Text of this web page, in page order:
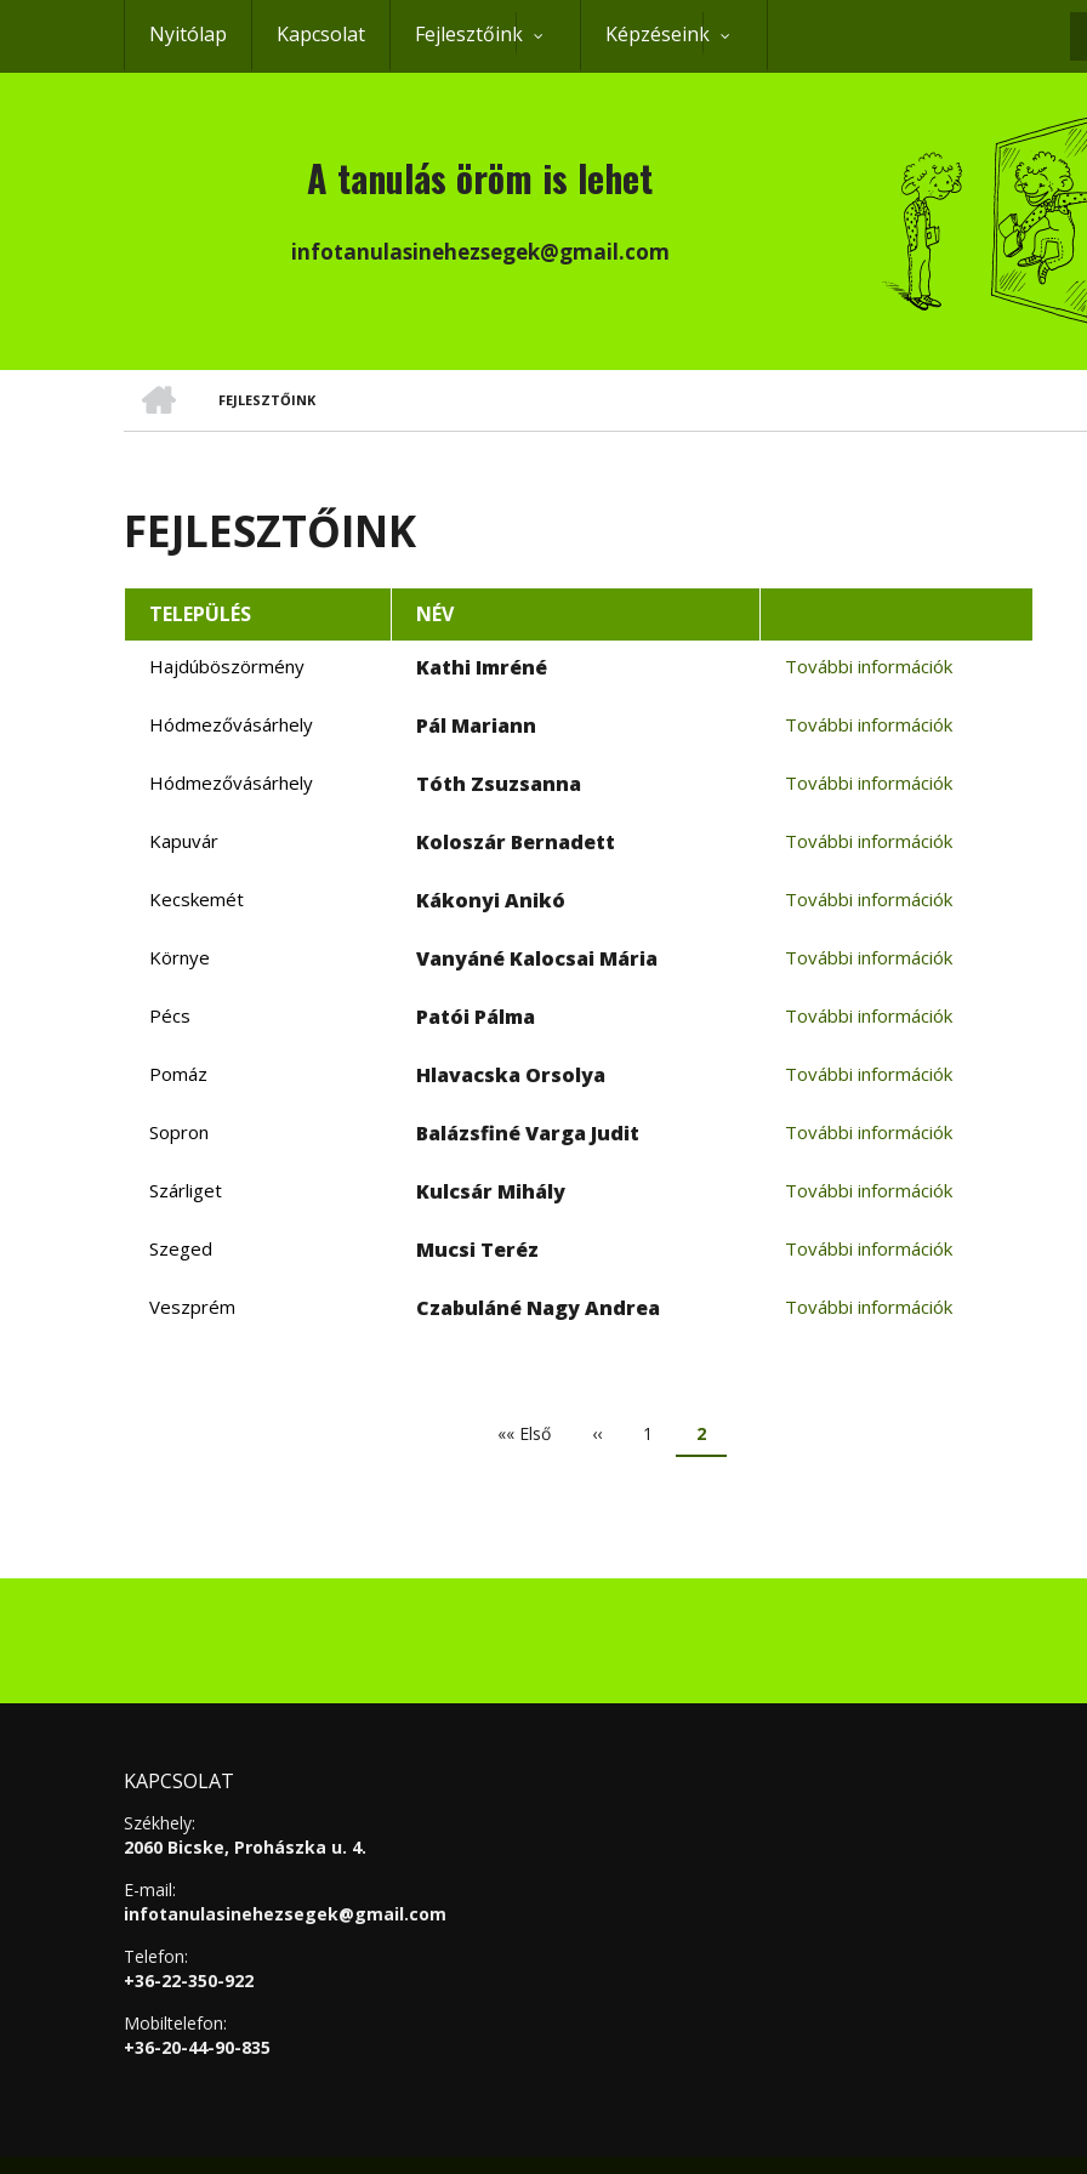
Nyitólap Kapcsolat Fejlesztőink Képzéseink
A tanulás öröm is lehet
infotanulasinehezsegek@gmail.com
MORZSA
FEJLESZTŐINK
FEJLESZTŐINK
TELEPÜLÉS NÉV
Hajdúböszörmény Kathi Imréné További információk
Hódmezővásárhely Pál Mariann További információk
Hódmezővásárhely Tóth Zsuzsanna További információk
Kapuvár Koloszár Bernadett További információk
Kecskemét Kákonyi Anikó További információk
Környe Vanyáné Kalocsai Mária További információk
Pécs Patói Pálma További információk
Pomáz Hlavacska Orsolya További információk
Sopron Balázsfiné Varga Judit További információk
Szárliget Kulcsár Mihály További információk
Szeged Mucsi Teréz További információk
Veszprém Czabuláné Nagy Andrea További információk
Első
«« Első Előző
‹‹ Oldal
1 Jelenlegi
oldal
2
KAPCSOLAT
Székhely:
2060 Bicske, Prohászka u. 4.
E-mail:
infotanulasinehezsegek@gmail.com
Telefon:
+36-22-350-922
Mobiltelefon:
+36-20-44-90-835